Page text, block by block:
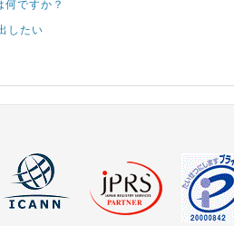
ですか？
したい